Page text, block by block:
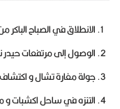
الانطلاق في الصباح الباكر
الوصول إلى مرتفعات حيدر
جولة مغارة تشال و
التنزه في ساحل اكشبات و